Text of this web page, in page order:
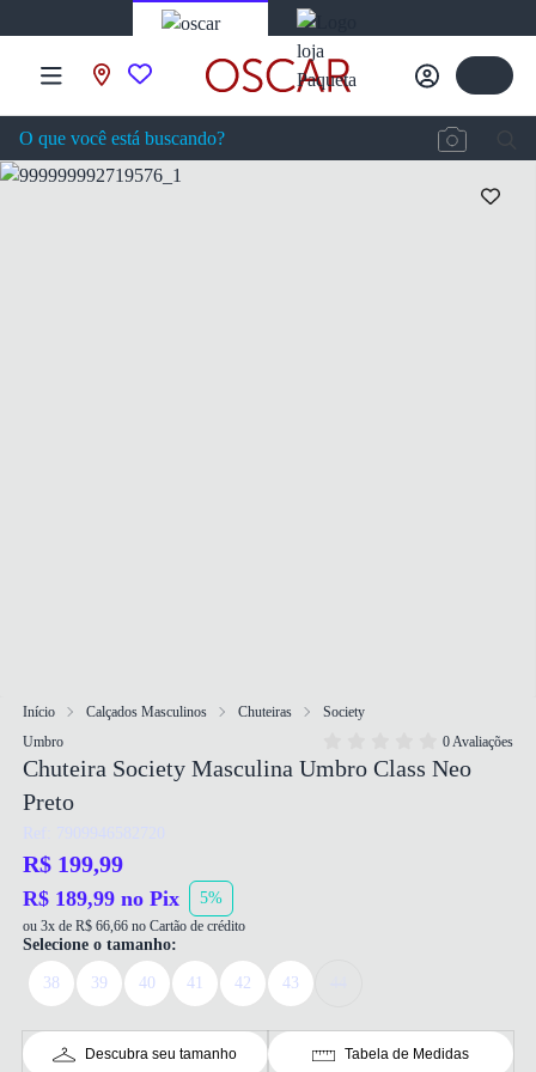
Início Calçados Masculinos Chuteiras
Society
Umbro
0 Avaliações
Chuteira Society Masculina Umbro Class Neo
Preto
Ref: 7909946582720
R$ 199,99
R$ 189,99 no Pix 5%
ou 3x de R$ 66,66 no Cartão de crédito
Selecione o tamanho:
38 39 40 41 42 43
Descubra seu tamanho Tabela de Medidas